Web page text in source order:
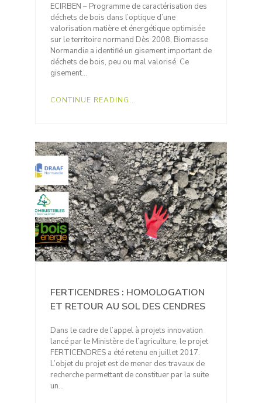
ECIRBEN – Programme de caractérisation des
déchets de bois dans l’optique d’une
valorisation matière et énergétique optimisée
sur le territoire normand Dès 2008, Biomasse
Normandie a identifié un gisement important de
déchets de bois, peu ou mal valorisé. Ce
gisement…
CONTINUE READING...
FERTICENDRES : HOMOLOGATION
ET RETOUR AU SOL DES CENDRES
Dans le cadre de l’appel à projets innovation
lancé par le Ministère de l’agriculture, le projet
FERTICENDRES a été retenu en juillet 2017.
L’objet du projet est de mener des travaux de
recherche permettant de constituer par la suite
un…